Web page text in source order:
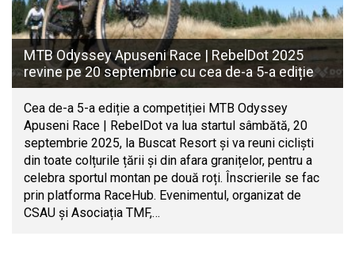
MTB Odyssey Apuseni Race | RebelDot 2025
revine pe 20 septembrie cu cea de-a 5-a ediție
Cea de-a 5-a ediție a competiției MTB Odyssey
Apuseni Race | RebelDot va lua startul sâmbătă, 20
septembrie 2025, la Buscat Resort și va reuni cicliști
din toate colțurile țării și din afara granițelor, pentru a
celebra sportul montan pe două roți. Înscrierile se fac
prin platforma RaceHub. Evenimentul, organizat de
CSAU și Asociația TMF,…